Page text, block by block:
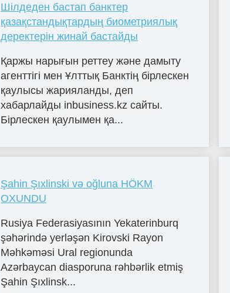
Шілдеден бастап банктер
қазақстандықтардың биометриялық
деректерін жинай бастайды
Қаржы нарығын реттеу және дамыту
агенттігі мен Ұлттық Банктің бірлескен
қаулысы жарияланды, деп
хабарлайды inbusiness.kz сайты.
Бірлескен қаулымен қа...
Şahin Şıxlinski və oğluna HÖKM
OXUNDU
Rusiya Federasiyasının Yekaterinburq
şəhərində yerləşən Kirovski Rayon
Məhkəməsi Ural regionunda
Azərbaycan diasporuna rəhbərlik etmiş
Şahin Şıxlinsk...